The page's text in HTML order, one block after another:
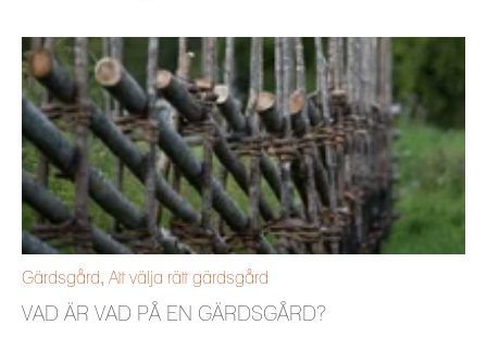
Gärdsgård, Att välja rätt gärdsgård
VAD ÄR VAD PÅ EN GÄRDSGÅRD?